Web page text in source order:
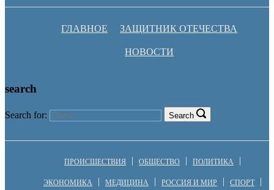
ГЛАВНОЕ ЗАЩИТНИК ОТЕЧЕСТВА
НОВОСТИ
search
Search for: Search
ПРОИСШЕСТВИЯ ОБЩЕСТВО ПОЛИТИКА
ЭКОНОМИКА МЕДИЦИНА РОССИЯ И МИР СПОРТ